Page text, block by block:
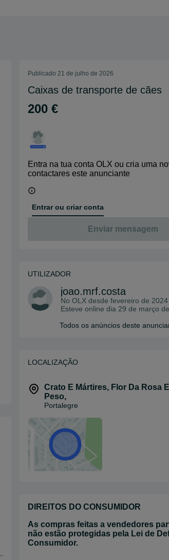
Publicado 21 de julho de 2026
Caixas de transporte de cães
200 €
Entra na tua conta OLX ou cria uma
contactares este anunciante
Entrar ou criar conta
Enviar mensagem
UTILIZADOR
joao.mrf.costa
No OLX desde fevereiro de 2024
Esteve online dia 29 de março
Todos os anúncios deste
LOCALIZAÇÃO
Crato E Mártires, Flor Da Rosa
Peso,
Portalegre
DIREITOS DO CONSUMIDOR
As compras feitas a vendedores
não estão protegidas pela Lei de
Consumidor.